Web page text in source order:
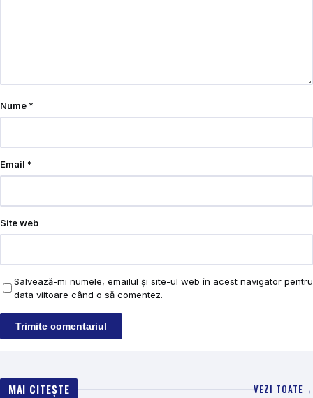
Nume *
Email *
Site web
Salvează-mi numele, emailul și site-ul web în acest navigator pentru
data viitoare când o să comentez.
MAI CITEȘTE VEZI TOATE→